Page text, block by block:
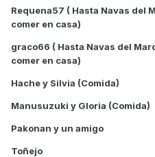
Requena57 ( Hasta Navas del
comer en casa)
graco66 ( Hasta Navas del
comer en casa)
Hache y Silvia (Comida)
Manusuzuki y Gloria (Comida)
Pakonan y un amigo
Toñejo